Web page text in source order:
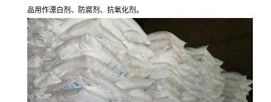
品用作漂白剂、防腐剂、抗氧化剂。